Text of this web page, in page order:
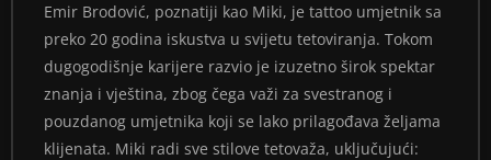
Emir Brodović, poznatiji kao Miki, je tattoo umjetnik sa
preko 20 godina iskustva u svijetu tetoviranja. Tokom
dugogodišnje karijere razvio je izuzetno širok spektar
znanja i vještina, zbog čega važi za svestranog i
pouzdanog umjetnika koji se lako prilagođava željama
klijenata. Miki radi sve stilove tetovaža, uključujući: